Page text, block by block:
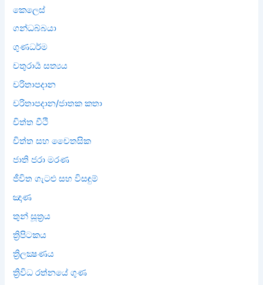
කෙලෙස්
ගන්ධබ්බයා
ගුණධර්ම
චතුරාර්‍ය සත්‍යය
චරිතාපදාන
චරිතාපදාන/ජාතක කතා
චිත්ත වීථි
චිත්ත සහ චෛතසික
ජාති ජරා මරණ
ජීවිත ගැටළු සහ විසඳුම්
ඤාණ
තුන් සූත්‍රය
ත්‍රිපිටකය
ත්‍රිලක්‍ෂණය
ත්‍රිවිධ රත්නයේ ගුණ